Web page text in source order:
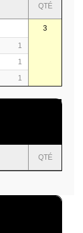
QTÉ
3
1
1
1
QTÉ